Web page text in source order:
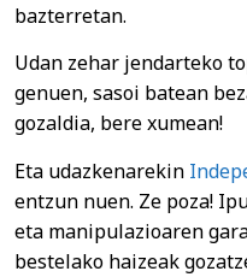
bazterretan.
Udan zehar jendarteko
genuen, sasoi batean
gozaldia, bere xumean!
Eta udazkenarekin
entzun nuen. Ze poza!
eta manipulazioaren
bestelako haizeak